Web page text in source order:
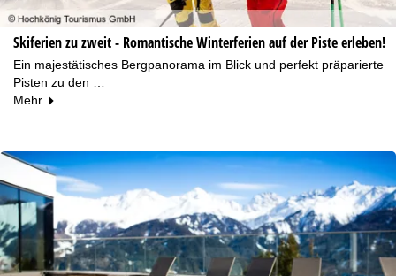
Skiferien zu zweit - Romantische Winterferien auf der Piste erleben!
Ein majestätisches Bergpanorama im Blick und perfekt präparierte
Pisten zu den …
Mehr